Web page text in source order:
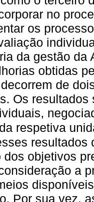
no
os
da gestão da
obtidas
de
Os
respetiva
resultados
dos objetivos
a
Por sua vez,